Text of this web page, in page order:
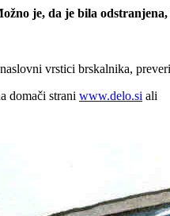
je, da je bila
vrstici brskalnika,
domači strani www.delo.si ali